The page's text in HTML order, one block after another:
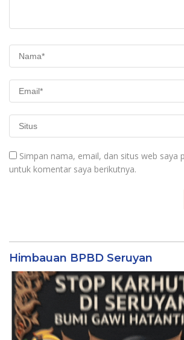
Simpan nama, email, dan situs web saya
untuk komentar saya berikutnya.
Himbauan BPBD Seruyan